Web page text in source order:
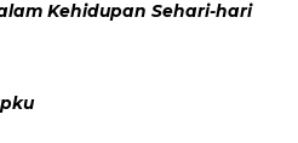
Kehidupan Sehari-hari